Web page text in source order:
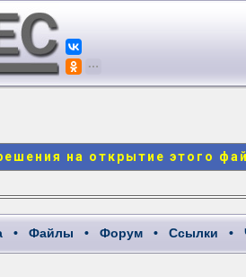
на открытие этого
• Файлы • Форум • Ссылки •